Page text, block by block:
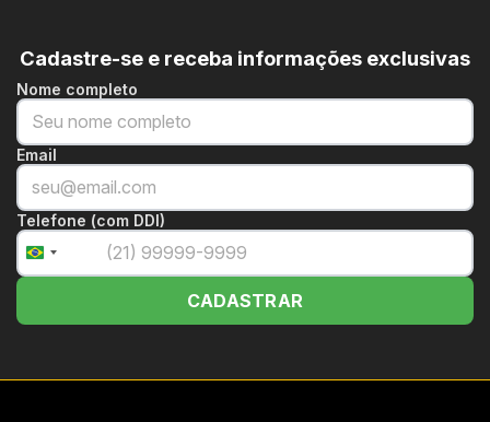
Cadastre-se e receba informações exclusivas
Nome completo
Email
Telefone (com DDI)
Brazil
+55
CADASTRAR